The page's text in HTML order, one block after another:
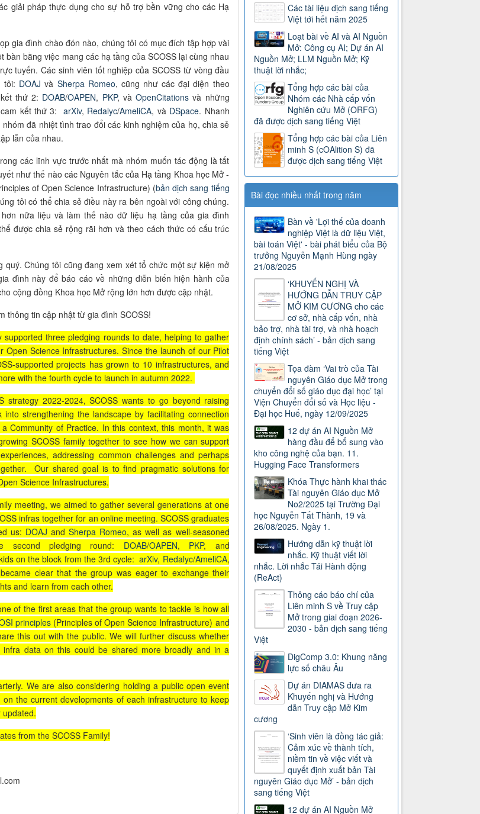
giải pháp thực dụng cho sự hỗ trợ bền vững cho các Hạ
gia đình chào đón nào, chúng tôi có mục đích tập hợp vài
bàn bằng việc mang các hạ tầng của SCOSS lại cùng nhau
tuyến. Các sinh viên tốt nghiệp của SCOSS từ vòng đầu
tôi: DOAJ và Sherpa Romeo, cũng như các đại diện theo
thứ 2: DOAB/OAPEN, PKP, và OpenCitations và những
kết thứ 3:
arXiv, Redalyc/AmeliCA, và DSpace. Nhanh
đã nhiệt tình trao đổi các kinh nghiệm của họ, chia sẻ
lẫn của nhau.
các lĩnh vực trước nhất mà nhóm muốn tác động là tất
như thế nào các Nguyên tắc của Hạ tầng Khoa học Mở -
of Open Science Infrastructure) (bản dịch sang tiếng
tôi có thể chia sẻ điều này ra bên ngoài với công chúng.
nữa liệu và làm thế nào dữ liệu hạ tầng của gia đình
được chia sẻ rộng rãi hơn và theo cách thức có cấu trúc
quý. Chúng tôi cũng đang xem xét tổ chức một sự kiện mở
đình này đểbáo cáovề những diễn biến hiện hành của
cộng đồng Khoa học Mở rộng lớn hơn được cập nhật.
thông tin cập nhật từ gia đình SCOSS!
supported three pledging rounds to date, helping to gather
Open Science Infrastructures. Since the launch of our Pilot
supported projects has grown to 10 infrastructures, and
with the fourth cycle to launch in autumn 2022.
strategy 2022-2024, SCOSS wants to go beyond raising
strengthening the landscape by facilitating connection
Community of Practice. In this context, this month, it was
SCOSS family together to see how we can support
addressing common challenges and perhaps
Our shared goal is to find pragmatic solutions for
Science Infrastructures.
meeting, we aimed to gather several generations at one
infras together for an online meeting. SCOSS graduates
us: DOAJ andSherpa Romeo, as well as well-seasoned
second pledging round: DOAB/OAPEN, PKP, and
on the block from the 3rd cycle:arXiv, Redalyc/AmeliCA,
clear that the group was eager to exchange their
and learn from each other.
of the first areas that the group wants to tackle is how all
principles (Principles of Open Science Infrastructure) and
this out with the public. We will further discuss whether
infra data on this could be shared more broadly and in a
We are also considering holding a public open event
the current developments of each infrastructure to keep
updated.
from the SCOSS Family!
Các tài liệu dịch sang tiếng
Việt tới hết năm 2025
Loạt bài về AI và AI Nguồn
Mở: Công cụ AI; Dự án AI
Nguồn Mở; LLM Nguồn Mở; Kỹ
thuật lời nhắc;
Tổng hợp các bài của
Nhóm các Nhà cấp vốn
Nghiên cứu Mở (ORFG)
đã được dịch sang tiếng Việt
Tổng hợp các bài của Liên
minh S (cOAlition S) đã
được dịch sang tiếng Việt
Bài đọc nhiều nhất trong năm
Bàn về 'Lợi thế của doanh
nghiệp Việt là dữ liệu Việt,
bài toán Việt' - bài phát biểu của Bộ
trưởng Nguyễn Mạnh Hùng ngày
21/08/2025
‘KHUYẾN NGHỊ VÀ
HƯỚNG DẪN TRUY CẬP
MỞ KIM CƯƠNG cho các
cơ sở, nhà cấp vốn, nhà
bảo trợ, nhà tài trợ, và nhà hoạch
định chính sách’ - bản dịch sang
tiếng Việt
Tọa đàm ‘Vai trò của Tài
nguyên Giáo dục Mở trong
chuyển đổi số giáo dục đại học’ tại
Viện Chuyển đổi số và Học liệu -
Đại học Huế, ngày 12/09/2025
12 dự án AI Nguồn Mở
hàng đầu để bổ sung vào
kho công nghệ của bạn. 11.
Hugging Face Transformers
Khóa Thực hành khai thác
Tài nguyên Giáo dục Mở
No2/2025 tại Trường Đại
học Nguyễn Tất Thành, 19 và
26/08/2025. Ngày 1.
Hướng dẫn kỹ thuật lời
nhắc. Kỹ thuật viết lời
nhắc. Lời nhắc Tái Hành động
(ReAct)
Thông cáo báo chí của
Liên minh S về Truy cập
Mở trong giai đoạn 2026-
2030 - bản dịch sang tiếng
Việt
DigComp 3.0: Khung năng
lực số châu Âu
Dự án DIAMAS đưa ra
Khuyến nghị và Hướng
dẫn Truy cập Mở Kim
cương
‘Sinh viên là đồng tác giả:
Cảm xúc về thành tích,
niềm tin về việc viết và
quyết định xuất bản Tài
nguyên Giáo dục Mở’ - bản dịch
sang tiếng Việt
12 dự án AI Nguồn Mở